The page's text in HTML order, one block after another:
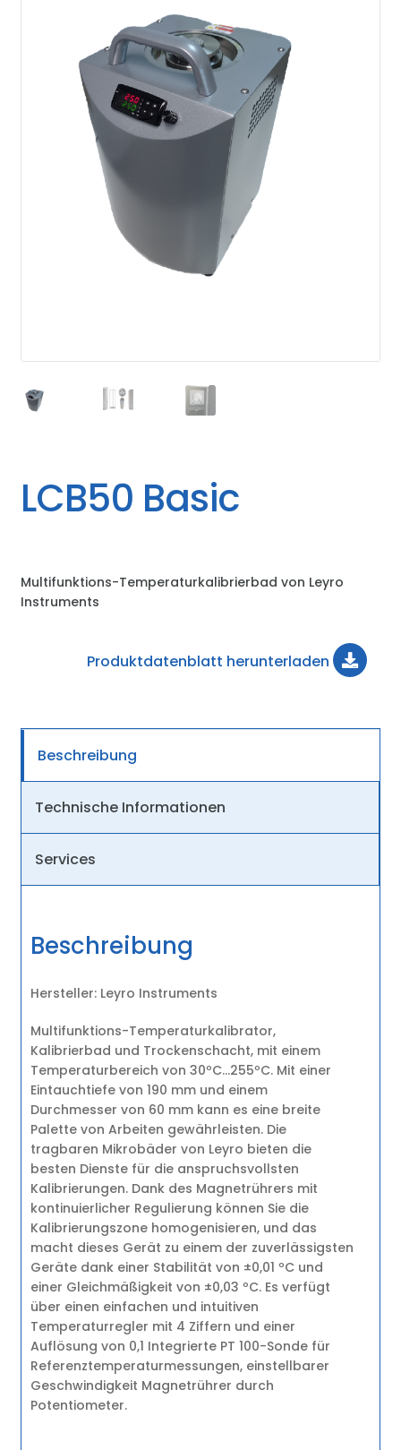
LCB50 Basic
Multifunktions-Temperaturkalibrierbad von Leyro
Instruments
Produktdatenblatt herunterladen
Beschreibung
Technische Informationen
Services
Beschreibung
Hersteller: Leyro Instruments
Multifunktions-Temperaturkalibrator,
Kalibrierbad und Trockenschacht, mit einem
Temperaturbereich von 30ºC…255ºC. Mit einer
Eintauchtiefe von 190 mm und einem
Durchmesser von 60 mm kann es eine breite
Palette von Arbeiten gewährleisten. Die
tragbaren Mikrobäder von Leyro bieten die
besten Dienste für die anspruchsvollsten
Kalibrierungen. Dank des Magnetrührers mit
kontinuierlicher Regulierung können Sie die
Kalibrierungszone homogenisieren, und das
macht dieses Gerät zu einem der zuverlässigsten
Geräte dank einer Stabilität von ±0,01 ºC und
einer Gleichmäßigkeit von ±0,03 ºC. Es verfügt
über einen einfachen und intuitiven
Temperaturregler mit 4 Ziffern und einer
Auflösung von 0,1 Integrierte PT 100-Sonde für
Referenztemperaturmessungen, einstellbarer
Geschwindigkeit Magnetrührer durch
Potentiometer.